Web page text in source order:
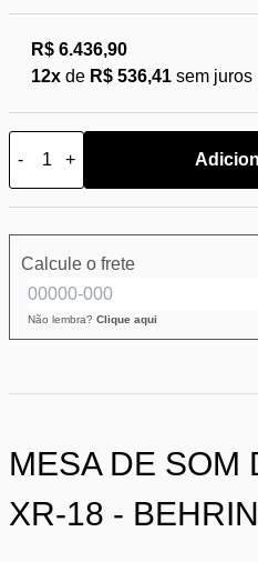
R$ 6.436,90
12x de R$ 536,41 sem juros
- +
Calcule o frete
Não lembra? Clique aqui
MESA DE SOM
XR-18 -